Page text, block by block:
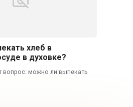
хлеб в
в духовке?
вопрос: можно ли выпекать